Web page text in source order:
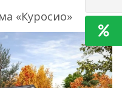
«Куросио»